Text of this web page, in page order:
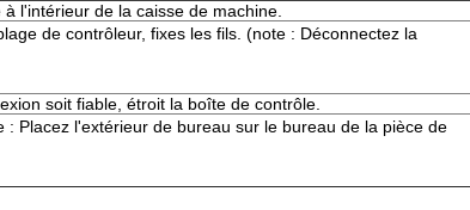
l'intérieur de la caisse de machine.
de contrôleur, fixes les fils. (note : Déconnectez la
soit fiable, étroit la boîte de contrôle.
Placez l'extérieur de bureau sur le bureau de la pièce de